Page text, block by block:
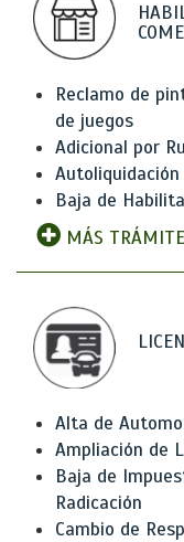
Reclamo de
de juegos
Adicional por
Baja de
MÁS
Alta de
Ampliación de
Baja de
Radicación
Cambio de